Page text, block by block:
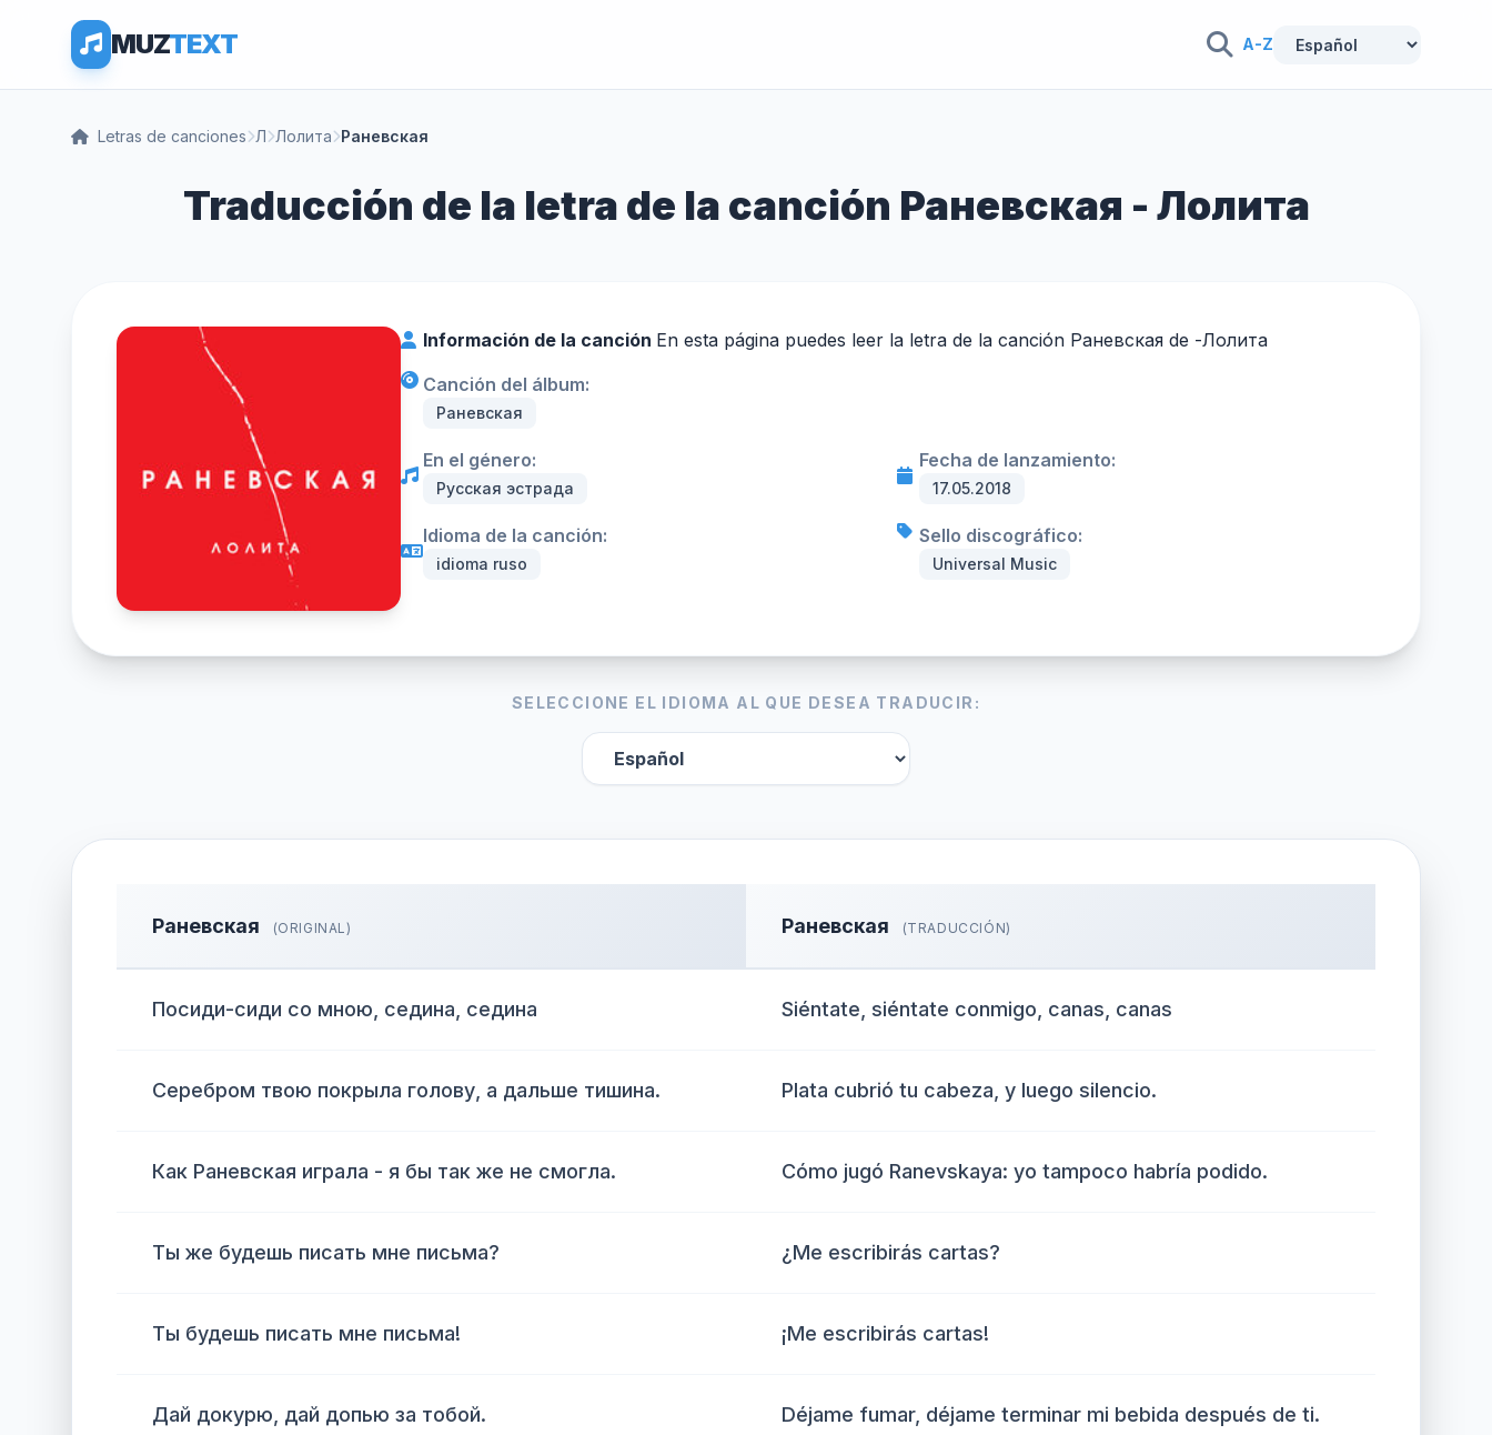
MUZTEXT A-Z
Letras de canciones Л Лолита Раневская
Traducción de la letra de la canción Раневская - Лолита
Información de la canción En esta página puedes leer la letra de la canción Раневская de -Лолита
Canción del álbum:
Раневская
En el género:
Русская эстрада
Fecha de lanzamiento:
17.05.2018
Idioma de la canción:
idioma ruso
Sello discográfico:
Universal Music
SELECCIONE EL IDIOMA AL QUE DESEA TRADUCIR:
Раневская (ORIGINAL) Раневская (TRADUCCIÓN)
Посиди-сиди со мною, седина, седина Siéntate, siéntate conmigo, canas, canas
Серебром твою покрыла голову, а дальше тишина. Plata cubrió tu cabeza, y luego silencio.
Как Раневская играла - я бы так же не смогла. Cómo jugó Ranevskaya: yo tampoco habría podido.
Ты же будешь писать мне письма? ¿Me escribirás cartas?
Ты будешь писать мне письма! ¡Me escribirás cartas!
Дай докурю, дай допью за тобой. Déjame fumar, déjame terminar mi bebida después de ti.